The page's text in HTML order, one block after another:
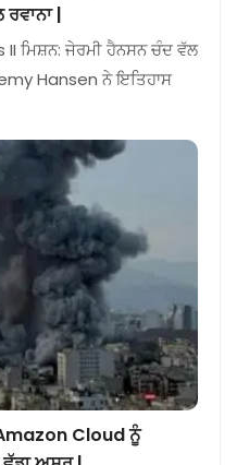
|
ਮਿਸ਼ਨ: ਜੇਰਮੀ ਹੈਨਸਨ ਚੰਦ ਵੱਲ
Hansen ਨੇ ਇਤਿਹਾਸ
Cloud ਨੂੰ